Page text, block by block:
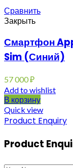
Сравнить
Закрыть
Смартфон
Sim (Синий)
57 000₽
Add to wishlist
В корзину
Quick view
Product Enquiry
Product